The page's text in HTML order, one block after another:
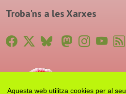
Aquesta web utilitza cookies per al
Troba'ns a les Xarxes